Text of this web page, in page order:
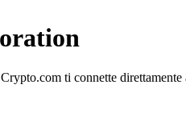
ti connette